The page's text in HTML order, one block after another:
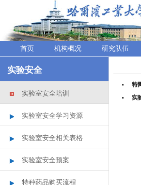
首页 机构概况 研究队伍
实验安全
实验室安全培训
实验室安全学习资源
实验室安全相关表格
实验室安全预案
特种药品购买流程
特
实